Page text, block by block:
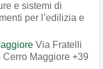
e sistemi di
per l’edilizia e
Via Fratelli
Cerro Maggiore +39